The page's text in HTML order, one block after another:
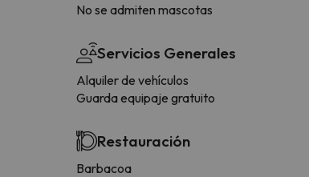
No se admiten mascotas
Servicios Generales
Alquiler de vehículos
Guarda equipaje gratuito
Restauración
Barbacoa